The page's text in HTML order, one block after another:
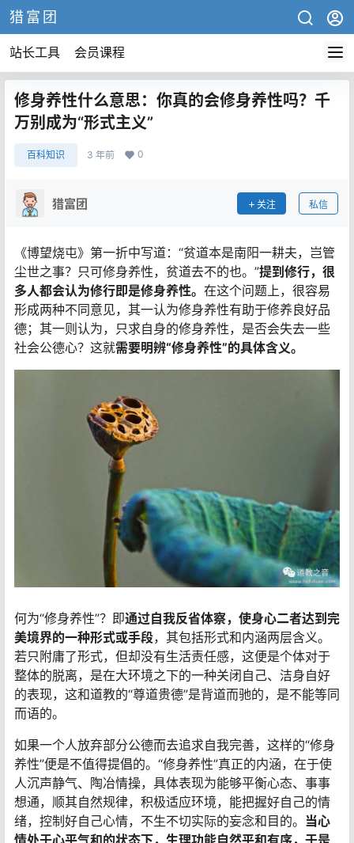
猎富团
站长工具 会员课程
修身养性什么意思：你真的会修身养性吗？千
万别成为“形式主义”
百科知识 3 年前 0
猎富团 关注 私信
《博望烧屯》第一折中写道：“贫道本是南阳一耕夫，岂管
尘世之事？只可修身养性，贫道去不的也。”提到修行，很
多人都会认为修行即是修身养性。 在这个问题上，很容易
形成两种不同意见，其一认为修身养性有助于修养良好品
德；其一则认为，只求自身的修身养性，是否会失去一些
社会公德心？这就需要明辨“修身养性”的具体含义。
何为“修身养性”？即通过自我反省体察，使身心二者达到完
美境界的一种形式或手段，其包括形式和内涵两层含义。
若只附庸了形式，但却没有生活责任感，这便是个体对于
整体的脱离，是在大环境之下的一种关闭自己、洁身自好
的表现，这和道教的“尊道贵德”是背道而驰的，是不能等同
而语的。
如果一个人放弃部分公德而去追求自我完善，这样的“修身
养性”便是不值得提倡的。“修身养性”真正的内涵，在于使
人沉声静气、陶冶情操，具体表现为能够平衡心态、事事
想通，顺其自然规律，积极适应环境，能把握好自己的情
绪，控制好自己心情，不生不切实际的妄念和目的。 当心